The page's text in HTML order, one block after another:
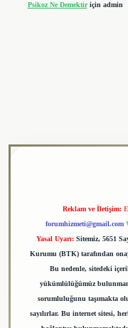
Psikoz Ne Demektiriçin admin
Reklam ve İletişim:
forumhizmeti@gmail.com
Yasal Uyarı: Sitemiz, 5651
Kurumu (BTK) tarafından
Bu nedenle, sitedeki
yükümlülüğümüz
sorumluluğunu taşımakta
sayılırlar. Bu internet sitesi,